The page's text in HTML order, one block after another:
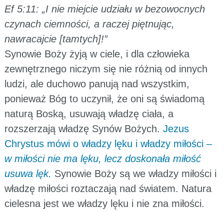
Ef 5:11: „I nie miejcie udziału w bezowocnych
czynach ciemności, a raczej piętnując,
nawracajcie [tamtych]!”
Synowie Boży żyją w ciele, i dla człowieka
zewnętrznego niczym się nie różnią od innych
ludzi, ale duchowo panują nad wszystkim,
ponieważ Bóg to uczynił, że oni są świadomą
naturą Boską, usuwają władzę ciała, a
rozszerzają władzę Synów Bożych. Jezus
Chrystus mówi o władzy lęku i władzy miłości –
w miłości nie ma lęku, lecz doskonała miłość
usuwa lęk. Synowie Boży są we władzy miłości i
władzę miłości roztaczają nad światem. Natura
cielesna jest we władzy lęku i nie zna miłości.